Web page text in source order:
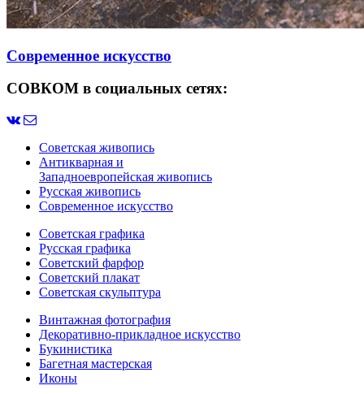
Современное искусство
СОВКОМ в социальных сетях:
Советская живопись
Антикварная и
Западноевропейская живопись
Русская живопись
Современное искусство
Советская графика
Русская графика
Советский фарфор
Советский плакат
Советская скульптура
Винтажная фотография
Декоративно-прикладное искусство
Букинистика
Багетная мастерская
Иконы